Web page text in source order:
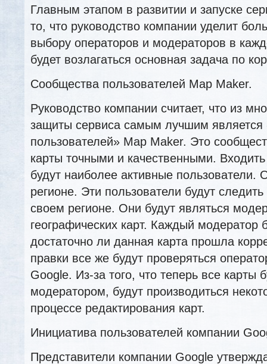
Главным этапом в развитии и запуске
то, что руководство компании уделит
выбору операторов и модераторов в
будет возлагаться основная задача по
Сообщества пользователей Map Maker.
Руководство компании считает, что из
защиты сервиса самым лучшим является
пользователей» Map Maker. Это
карты точными и качественными.
будут наиболее активные пользователи.
регионе. Эти пользователи будут
своем регионе. Они будут являться
географических карт. Каждый модератор
достаточно ли данная карта прошла
правки все же будут проверяться
Google. Из-за того, что теперь все карты
модератором, будут производиться
процессе редактирования карт.
Инициатива пользователей компании
Представители компании Google